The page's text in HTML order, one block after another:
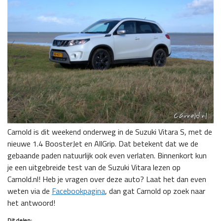
Carnold is dit weekend onderweg in de Suzuki Vitara S, met de
nieuwe 1.4 BoosterJet en AllGrip. Dat betekent dat we de
gebaande paden natuurlijk ook even verlaten. Binnenkort kun
je een uitgebreide test van de Suzuki Vitara lezen op
Carnold.nl! Heb je vragen over deze auto? Laat het dan even
weten via de Facebookpagina, dan gat Carnold op zoek naar
het antwoord!